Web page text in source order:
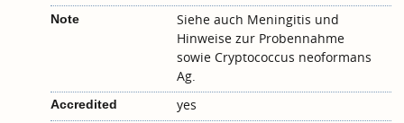
Note Siehe auch Meningitis und
Hinweise zur Probennahme
sowie Cryptococcus neoformans
Ag.
Accredited yes